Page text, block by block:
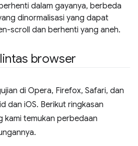
dalam gayanya, berbeda
dinormalisasi yang dapat
scroll dan berhenti yang aneh.
browser
di Opera, Firefox, Safari, dan
dan iOS. Berikut ringkasan
kami temukan perbedaan